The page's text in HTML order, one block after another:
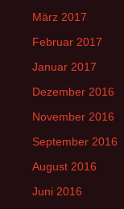
März 2017
Februar 2017
Januar 2017
Dezember 2016
November 2016
September 2016
August 2016
Juni 2016